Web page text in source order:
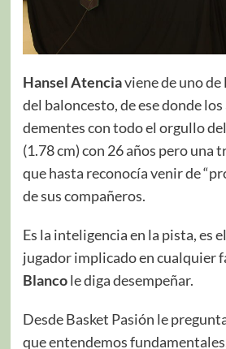
Hansel Atenciaviene de uno
del baloncesto, de ese donde
dementes con todo el orgullo
(1.78 cm) con 26 años pero una
que hasta reconocía venir de
de sus compañeros.
Es la inteligencia en la pista, es
jugador implicado en cualquier
Blancole diga desempeñar.
Desde Basket Pasión le
que entendemos